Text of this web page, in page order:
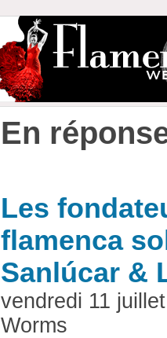
En
Les
flamenca
Sanlúcar &
vendredi 11
Worms